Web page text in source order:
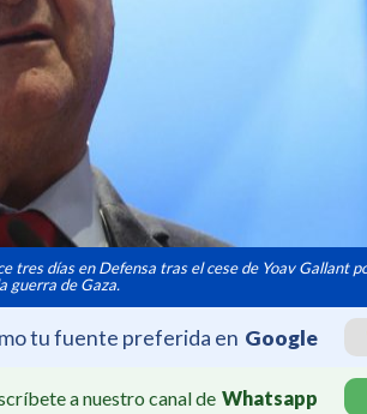
tres días en Defensa tras el cese de Yoav Gallant
guerra de Gaza.
tu fuente preferida en Google
a nuestro canal de Whatsapp